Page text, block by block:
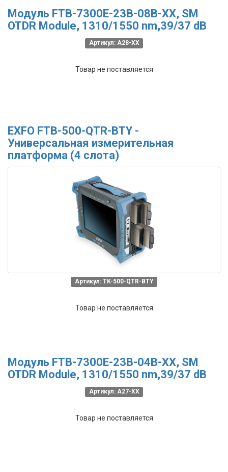
Модуль FTB-7300E-23B-08B-XX, SM
OTDR Module, 1310/1550 nm,39/37 dB
Артикул: A28-XX
Товар не поставляется
EXFO FTB-500-QTR-BTY -
Универсальная измерительная
платформа (4 слота)
Артикул: TK-500-QTR-BTY
Товар не поставляется
Модуль FTB-7300E-23B-04B-XX, SM
OTDR Module, 1310/1550 nm,39/37 dB
Артикул: A27-XX
Товар не поставляется